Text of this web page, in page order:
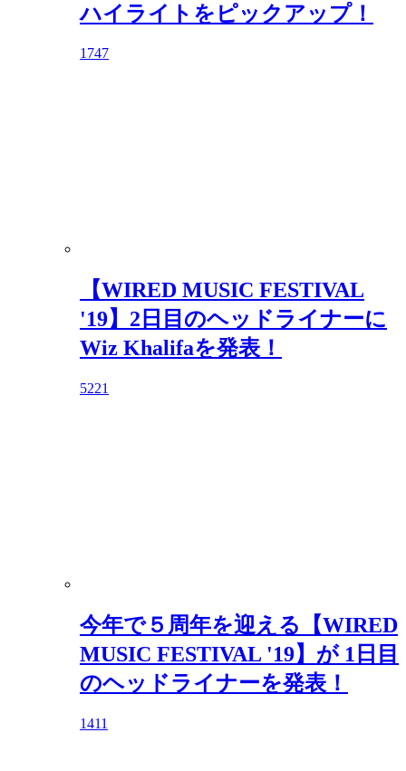
ハイライトをピックアップ！
1747
【WIRED MUSIC FESTIVAL
'19】2日目のヘッドライナーに
Wiz Khalifaを発表！
5221
今年で５周年を迎える【WIRED
MUSIC FESTIVAL '19】が 1日目
のヘッドライナーを発表！
1411